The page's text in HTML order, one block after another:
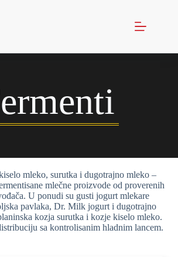
mleko, surutka i dugotrajno mleko –
mlečne proizvode od proverenih
U ponudi su gusti jogurt mlekare
pavlaka, Dr. Milk jogurt i dugotrajno
kozja surutka i kozje kiselo mleko.
sa kontrolisanim hladnim lancem.